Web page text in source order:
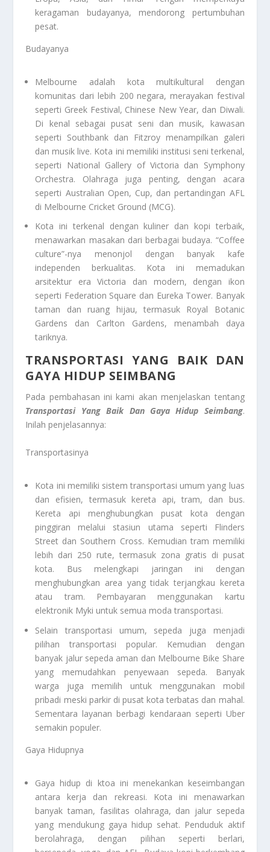
keragaman budayanya, mendorong pertumbuhan
pesat.
Budayanya
Melbourne adalah kota multikultural dengan
komunitas dari lebih 200 negara, merayakan festival
seperti Greek Festival, Chinese New Year, dan Diwali.
Di kenal sebagai pusat seni dan musik, kawasan
seperti Southbank dan Fitzroy menampilkan galeri
dan musik live. Kota ini memiliki institusi seni terkenal,
seperti National Gallery of Victoria dan Symphony
Orchestra. Olahraga juga penting, dengan acara
seperti Australian Open, Cup, dan pertandingan AFL
di Melbourne Cricket Ground (MCG).
Kota ini terkenal dengan kuliner dan kopi terbaik,
menawarkan masakan dari berbagai budaya. “Coffee
culture”-nya menonjol dengan banyak kafe
independen berkualitas. Kota ini memadukan
arsitektur era Victoria dan modern, dengan ikon
seperti Federation Square dan Eureka Tower. Banyak
taman dan ruang hijau, termasuk Royal Botanic
Gardens dan Carlton Gardens, menambah daya
tariknya.
TRANSPORTASI YANG BAIK DAN
GAYA HIDUP SEIMBANG
Pada pembahasan ini kami akan menjelaskan tentang
Transportasi Yang Baik Dan Gaya Hidup Seimbang.
Inilah penjelasannya:
Transportasinya
Kota ini memiliki sistem transportasi umum yang luas
dan efisien, termasuk kereta api, tram, dan bus.
Kereta api menghubungkan pusat kota dengan
pinggiran melalui stasiun utama seperti Flinders
Street dan Southern Cross. Kemudian tram memiliki
lebih dari 250 rute, termasuk zona gratis di pusat
kota. Bus melengkapi jaringan ini dengan
menghubungkan area yang tidak terjangkau kereta
atau tram. Pembayaran menggunakan kartu
elektronik Myki untuk semua moda transportasi.
Selain transportasi umum, sepeda juga menjadi
pilihan transportasi popular. Kemudian dengan
banyak jalur sepeda aman dan Melbourne Bike Share
yang memudahkan penyewaan sepeda. Banyak
warga juga memilih untuk menggunakan mobil
pribadi meski parkir di pusat kota terbatas dan mahal.
Sementara layanan berbagi kendaraan seperti Uber
semakin populer.
Gaya Hidupnya
Gaya hidup di ktoa ini menekankan keseimbangan
antara kerja dan rekreasi. Kota ini menawarkan
banyak taman, fasilitas olahraga, dan jalur sepeda
yang mendukung gaya hidup sehat. Penduduk aktif
berolahraga, dengan pilihan seperti berlari,